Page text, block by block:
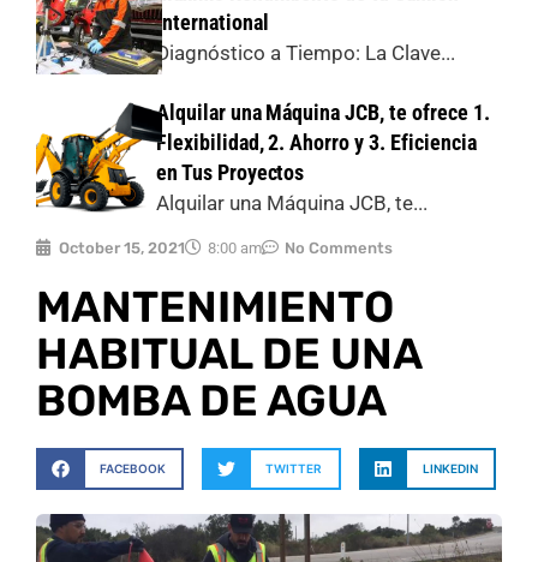
October 15, 2021 8:00 am No Comments
MANTENIMIENTO
HABITUAL DE UNA
BOMBA DE AGUA
FACEBOOK TWITTER LINKEDIN
International
Diagnóstico a Tiempo: La Clave...
Alquilar una Máquina JCB, te ofrece 1.
Flexibilidad, 2. Ahorro y 3. Eficiencia
en Tus Proyectos
Alquilar una Máquina JCB, te...